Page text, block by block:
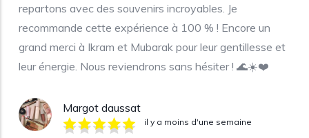
repartons avec des souvenirs incroyables. Je
recommande cette expérience à 100 % ! Encore un
grand merci à Ikram et Mubarak pour leur gentillesse et
leur énergie. Nous reviendrons sans hésiter ! 🌊☀️❤️
Margot daussat
il y a moins d'une semaine